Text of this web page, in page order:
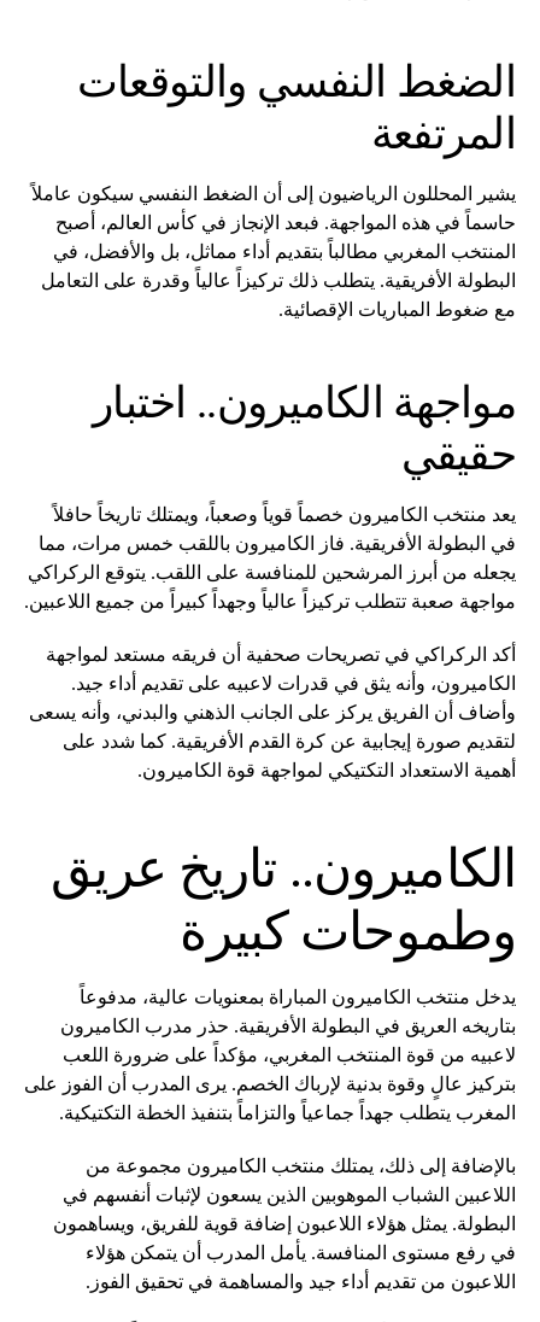
الضغط النفسي والتوقعات
المرتفعة
يشير المحللون الرياضيون إلى أن الضغط النفسي سيكون عاملاً
حاسماً في هذه المواجهة. فبعد الإنجاز في كأس العالم، أصبح
المنتخب المغربي مطالباً بتقديم أداء مماثل، بل والأفضل، في
البطولة الأفريقية. يتطلب ذلك تركيزاً عالياً وقدرة على التعامل
مع ضغوط المباريات الإقصائية.
مواجهة الكاميرون.. اختبار
حقيقي
يعد منتخب الكاميرون خصماً قوياً وصعباً، ويمتلك تاريخاً حافلاً
في البطولة الأفريقية. فاز الكاميرون باللقب خمس مرات، مما
يجعله من أبرز المرشحين للمنافسة على اللقب. يتوقع الركراكي
مواجهة صعبة تتطلب تركيزاً عالياً وجهداً كبيراً من جميع اللاعبين.
أكد الركراكي في تصريحات صحفية أن فريقه مستعد لمواجهة
الكاميرون، وأنه يثق في قدرات لاعبيه على تقديم أداء جيد.
وأضاف أن الفريق يركز على الجانب الذهني والبدني، وأنه يسعى
لتقديم صورة إيجابية عن كرة القدم الأفريقية. كما شدد على
أهمية الاستعداد التكتيكي لمواجهة قوة الكاميرون.
الكاميرون.. تاريخ عريق
وطموحات كبيرة
يدخل منتخب الكاميرون المباراة بمعنويات عالية، مدفوعاً
بتاريخه العريق في البطولة الأفريقية. حذر مدرب الكاميرون
لاعبيه من قوة المنتخب المغربي، مؤكداً على ضرورة اللعب
بتركيز عالٍ وقوة بدنية لإرباك الخصم. يرى المدرب أن الفوز على
المغرب يتطلب جهداً جماعياً والتزاماً بتنفيذ الخطة التكتيكية.
بالإضافة إلى ذلك، يمتلك منتخب الكاميرون مجموعة من
اللاعبين الشباب الموهوبين الذين يسعون لإثبات أنفسهم في
البطولة. يمثل هؤلاء اللاعبون إضافة قوية للفريق، ويساهمون
في رفع مستوى المنافسة. يأمل المدرب أن يتمكن هؤلاء
اللاعبون من تقديم أداء جيد والمساهمة في تحقيق الفوز.